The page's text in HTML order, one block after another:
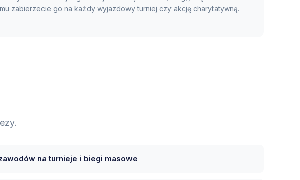
zabierzecie go na każdy wyjazdowy turniej czy akcję charytatywną.
na turnieje i biegi masowe